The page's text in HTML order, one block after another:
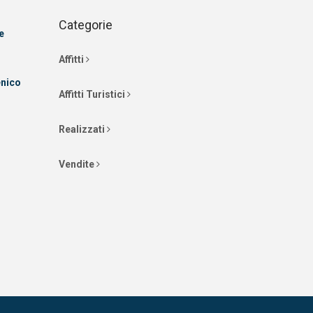
Categorie
Affitti
Affitti Turistici
Realizzati
Vendite